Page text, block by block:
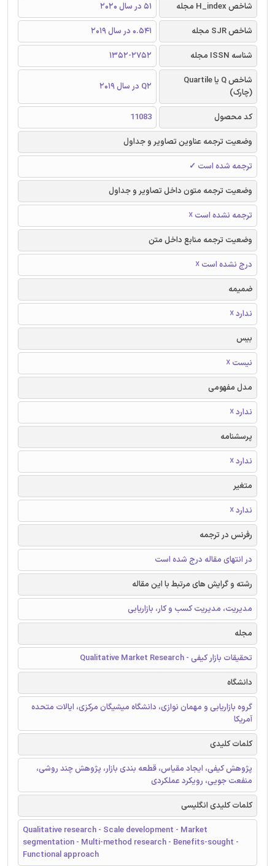
شاخص H_index مجله
51 در سال 2020
شاخص SJR مجله
0.541 در سال 2019
شناسه ISSN مجله
1352-2752
شاخص Q یا Quartile
(چارک)
Q2 در سال 2019
کد محصول
11083
وضعیت ترجمه عناوین تصاویر و جداول
ترجمه شده است ✓
وضعیت ترجمه متون داخل تصاویر و جداول
ترجمه نشده است ☓
وضعیت ترجمه منابع داخل متن
درج نشده است ☓
ضمیمه
ندارد ☓
بیس
نیست ☓
مدل مفهومی
ندارد ☓
پرسشنامه
ندارد ☓
متغیر
ندارد ☓
رفرنس در ترجمه
در انتهای مقاله درج شده است
رشته و گرایش های مرتبط با این مقاله
مدیریت، مدیریت کسب و کار، بازاریابی
مجله
تحقیقات بازار کیفی - Qualitative Market Research
دانشگاه
گروه بازاریابی و مهمان نوازی، دانشگاه میشیگان مرکزی، ایالات متحده
آمریکا
کلمات کلیدی
پژوهش کیفی، ایجاد مقیاس، قطعه بندی بازار، پژوهش چند روشی،
منفعت جویی، رویکرد عملکردی
کلمات کلیدی انگلیسی
Qualitative research - Scale development - Market
segmentation - Multi-method research - Benefits-sought -
Functional approach